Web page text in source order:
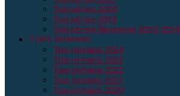
Top séries 2020
Top séries 2019
Top séries décennie 2010-2019
TOPS ROMANS
Top romans 2024
Top romans 2023
Top romans 2022
Top romans 2021
Top romans 2020